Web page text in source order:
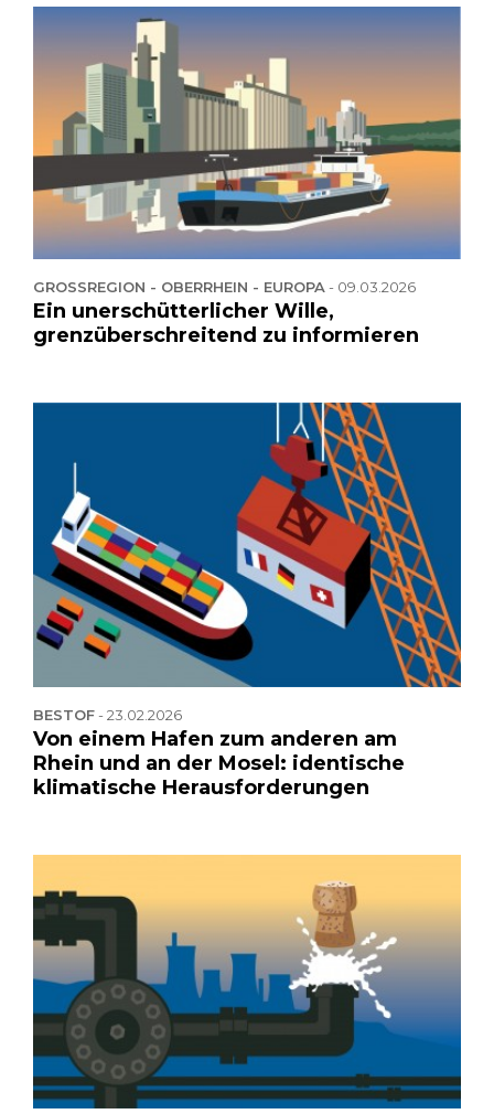
GROSSREGION - OBERRHEIN - EUROPA - 09.03.2026
Ein unerschütterlicher Wille,
grenzüberschreitend zu informieren
BESTOF-23.02.2026
Von einem Hafen zum anderen am
Rhein und an der Mosel: identische
klimatische Herausforderungen